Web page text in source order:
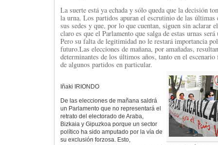
La suerte está ya echada y sólo queda que la decisión
la urna. Los partidos apuran el escrutinio de las últimas
sus sedes y que, por lo que cuentan, siguen sin aclarar
claro es que el Parlamento que salga de estas urnas
Pero su falta de legitimidad no le restará importancia
futuro.Las elecciones de mañana, por amañadas,
determinantes de los últimos años, tanto en el
de algunos partidos en particular.
Iñaki IRIONDO
De las elecciones de mañana saldrá
un Parlamento que no representará el
retrato del electorado de Araba,
Bizkaia y Gipuzkoa porque un sector
político ha sido amputado por la vía de
su exclusión forzosa. Esto,